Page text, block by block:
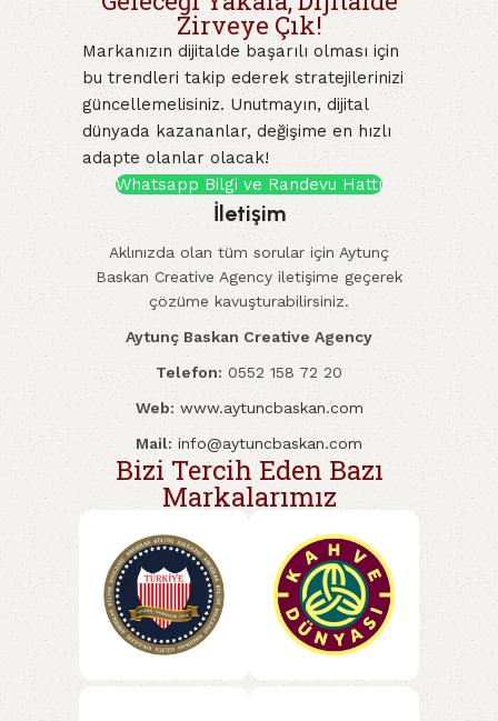
Zirveye Çık!
Markanızın dijitalde başarılı olması için
bu trendleri takip ederek stratejilerinizi
güncellemelisiniz. Unutmayın, dijital
dünyada kazananlar, değişime en hızlı
adapte olanlar olacak!
Whatsapp Bilgi ve Randevu Hattı
İletişim
Aklınızda olan tüm sorular için Aytunç
Baskan Creative Agency iletişime geçerek
çözüme kavuşturabilirsiniz.
Aytunç Baskan Creative Agency
Telefon:0552 158 72 20
Web: www.aytuncbaskan.com
Mail: info@aytuncbaskan.com
Bizi Tercih Eden Bazı
Markalarımız